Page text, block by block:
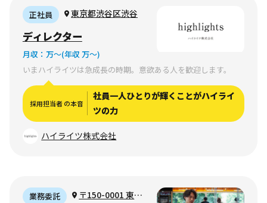
正社員 東京都渋谷区渋谷
ディレクター
月収： 万〜(年収 万〜)
いまハイライツは急成長の時期。意欲ある人を歓迎します。
採用担当者 の本音
社員一人ひとりが輝くことがハイライ
ツの力
ハイライツ株式会社
業務委託
〒150-0001 東京